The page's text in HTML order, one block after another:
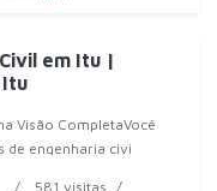
em Itu |
Itu
Visão CompletaVocê
de engenharia civi
581 visitas